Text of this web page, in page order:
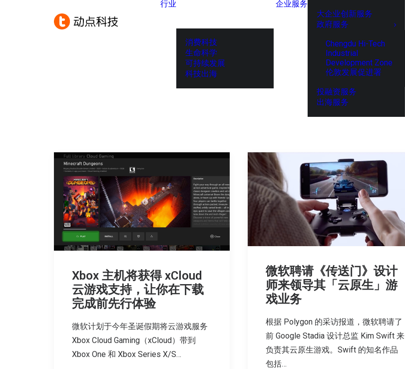
行业
消费科技
生命科学
可持续发展
科技出海
企业服务
大企业创新服务
政府服务
Chengdu Hi-Tech
Industrial
Development Zone
伦敦发展促进署
投融资服务
出海服务
Xbox 主机将获得 xCloud
云游戏支持，让你在下载
完成前先行体验
微软计划于今年圣诞假期将云游戏服务
Xbox Cloud Gaming（xCloud）带到
Xbox One 和 Xbox Series X/S…
微软聘请《传送门》设计
师来领导其「云原生」游
戏业务
根据 Polygon 的采访报道，微软聘请了
前 Google Stadia 设计总监 Kim Swift 来
负责其云原生游戏。Swift 的知名作品
包括…